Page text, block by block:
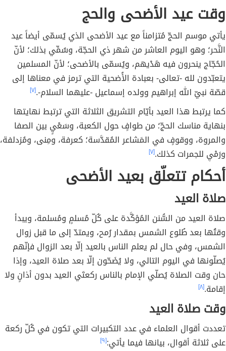
وقت عيد الأضحى والحج
يأتي موسم الحجّ مُتزامناً مع عيد الأضحى الذي يُسمّى أيضاً عيد
النَّحر؛ وهو اليوم العاشر من شهر ذي الحجّة، وسُمِّي بذلك؛ لأنّ
الحُجّاج ينحرون فيه هَدْيهم، ويُسمّى بالأضحى؛ لأنّ المسلمين
يتعبّدون لله -تعالى- بعبادة الأُضحية التي ترمز في معناها إلى
قصّة نبيّ الله إبراهيم وولده إسماعيل -عليهما السلام-.[٧]
كما يرتبط هذا العيد بأيّام التشريق الثلاثة التي ترتبط نهايتها
بنهاية مناسك الحجّ؛ من طوافٍ حول الكعبة، وسَعْيٍ بين الصفا
والمروة، ووقوفٍ في المَشاعر المُقدَّسة؛ كعرفة، ومِنى، ومُزدلفة،
ورَمْيٍ للجمرات كذلك.[٧]
أحكام تتعلّق بعيد الأضحى
صلاة العيد
صلاة العيد من السُّنن المُؤكَّدة على كُلّ مُسلمٍ ومُسلمة، ويبدأ
وقتُها بعد طُلوع الشمس بمقدار رُمح، ويمتدّ إلى ما قبل زوال
الشمس، وفي حال لم يعلم الناس بالعيد إلّا بعد الزوال فإنّهم
يُصلّونها في اليوم التالي، ولا يُضَحّون إلّا بعد صلاة العيد، وإذا
حان وقت الصلاة يُصلّي الإمام بالناس ركعتَي العيد بدون أذانٍ ولا
إقامة.[٨]
وقت صلاة العيد
تعددت أقوال العلماء في عدد التكبيرات التي تكون في كُلّ ركعة
على ثلاثة أقوال، بيانها فيما يأتي:[٩]